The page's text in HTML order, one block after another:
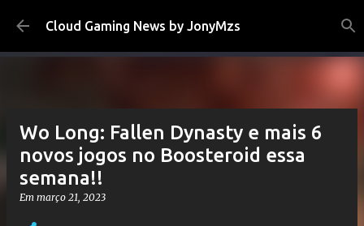
Pular para o conteúdo principal
Cloud Gaming News by JonyMzs
Wo Long: Fallen Dynasty e mais 6
novos jogos no Boosteroid essa
semana!!
Em março 21, 2023